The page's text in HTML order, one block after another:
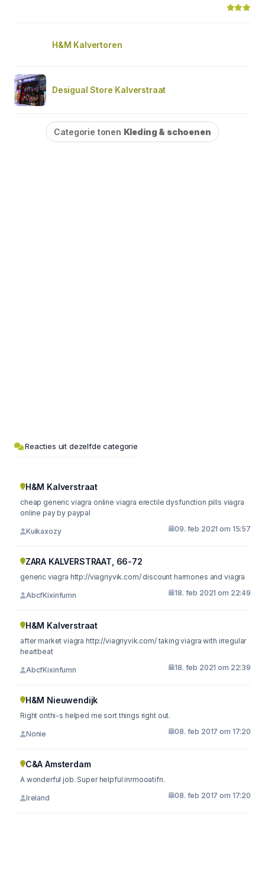
H&M Kalvertoren
Desigual Store Kalverstraat
Categorie tonen Kleding & schoenen
Reacties uit dezelfde categorie
H&M Kalverstraat
cheap generic viagra online viagra erectile dysfunction pills viagra
online pay by paypal
Kuikaxozy 09. feb 2021 om 15:57
ZARA KALVERSTRAAT, 66-72
generic viagra http://viagriyvik.com/ discount harmones and viagra
AbcfKixinfumn 18. feb 2021 om 22:49
H&M Kalverstraat
after market viagra http://viagriyvik.com/ taking viagra with irregular
heartbeat
AbcfKixinfumn 18. feb 2021 om 22:39
H&M Nieuwendijk
Right onthi-s helped me sort things right out.
Nonie 08. feb 2017 om 17:20
C&A Amsterdam
A wonderful job. Super helpful inrmooatifn.
Ireland 08. feb 2017 om 17:20